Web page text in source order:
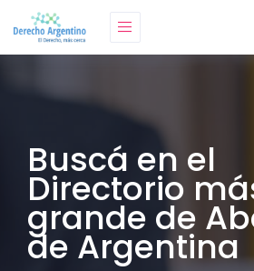
Buscá en el
Directorio
grande de
de Argentina